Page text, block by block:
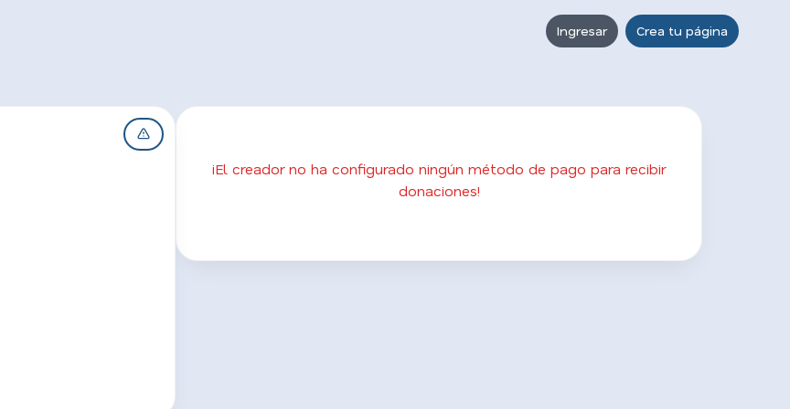
Ingresar Crea tu página
¡El creador no ha configurado ningún método de pago para recibir
donaciones!